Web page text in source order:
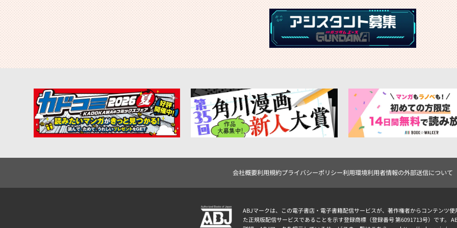
会社概要利用規約プライバシーポリシー利用環境利用者情報の外部送信について
ABJマークは、この電子書店・電子書籍配信サービスが、著作権者からコンテンツ使
た正規版配信サービスであることを示す登録商標（登録番号 第6091713号）です。